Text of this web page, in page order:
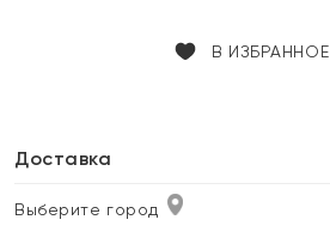
В ИЗБРАННОЕ
Доставка
Выберите город